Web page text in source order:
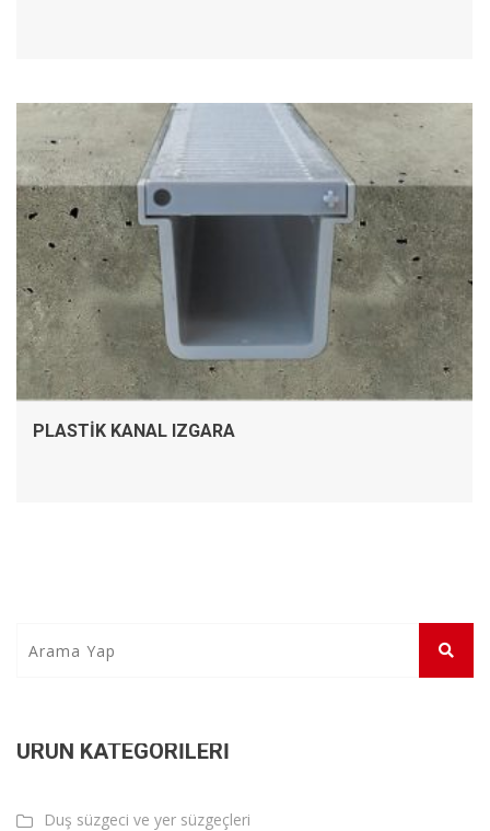
PLASTIK KANAL IZGARA
ÜRÜN KATEGORILERI
Duş süzgeci ve yer süzgeçleri